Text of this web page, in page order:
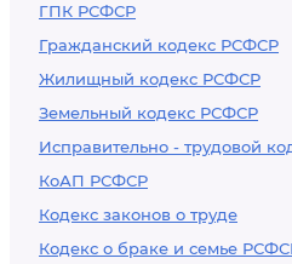
ГПК РСФСР
Гражданский кодекс РСФСР
Жилищный кодекс РСФСР
Земельный кодекс РСФСР
Исправительно - трудовой
КоАП РСФСР
Кодекс законов о труде
Кодекс о браке и семье